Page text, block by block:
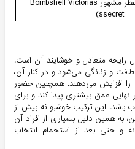
ایران (با الهام از عطر مشهور Bombshell Victorias
ssecret)
رایحه متعادل و خوشایند آن است.
و زنانگی می‌شود و در کنار آن،
افزایش می‌دهند. همچنین حضور
عمق بیشتری پیدا کند و برای
این ترکیب خوشبو نه بیش از
همین دلیل بسیاری از افراد آن
و حتی بعد از استحمام انتخاب